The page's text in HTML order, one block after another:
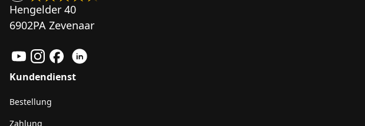
Hengelder 40
6902PA Zevenaar
Kundendienst
Bestellung
Zahlung